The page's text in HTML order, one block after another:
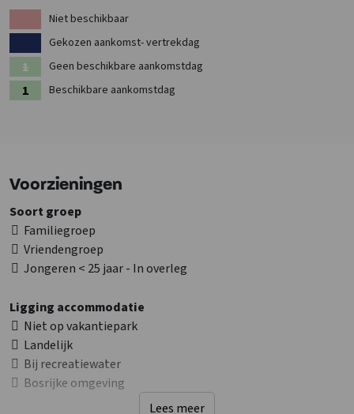
Niet beschikbaar
Gekozen aankomst- vertrekdag
Geen beschikbare aankomstdag
Beschikbare aankomstdag
Voorzieningen
Ligging accommodatie
Niet op vakantiepark
Landelijk
Bij recreatiewater
Bosrijke omgeving
Soort groep
Familiegroep
Vriendengroep
Jongeren < 25 jaar - In overleg
Lees meer